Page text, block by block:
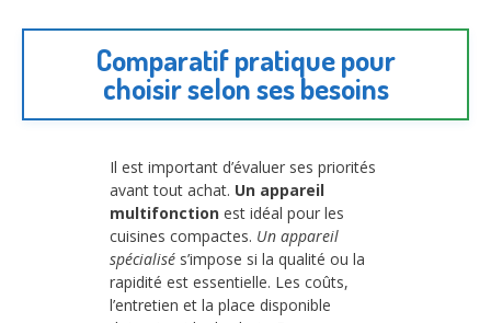
Comparatif pratique pour
choisir selon ses besoins
Il est important d’évaluer ses priorités
avant tout achat. Un appareil
multifonction est idéal pour les
cuisines compactes. Un appareil
spécialisé s’impose si la qualité ou la
rapidité est essentielle. Les coûts,
l’entretien et la place disponible